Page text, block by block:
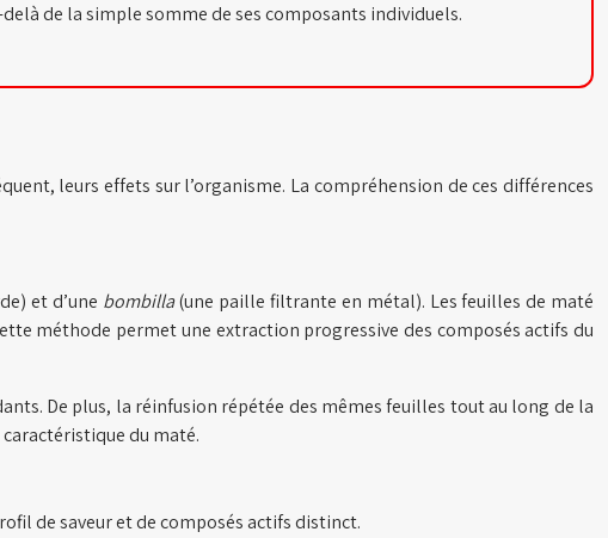
de la simple somme de ses composants individuels.
leurs effets sur l’organisme. La compréhension de ces différences
et d’une bombilla(une paille filtrante en métal). Les feuilles de maté
méthode permet une extraction progressive des composés actifs du
De plus, la réinfusion répétée des mêmes feuilles tout au long de la
du maté.
de saveur et de composés actifs distinct.